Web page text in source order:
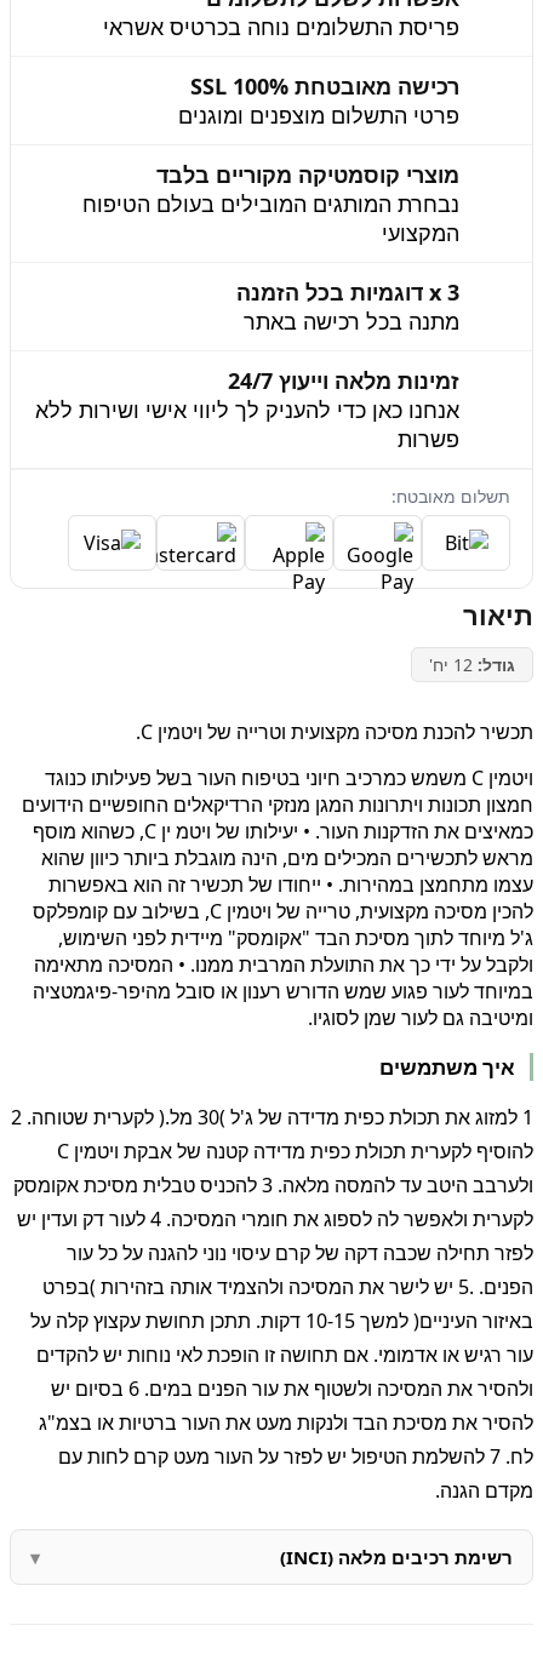
פריסת התשלומים נוחה בכרטיס אשראי
רכישה מאובטחת 100% SSL
פרטי התשלום מוצפנים ומוגנים
מוצרי קוסמטיקה מקוריים בלבד
נבחרת המותגים המובילים בעולם הטיפוח
המקצועי
3 x דוגמיות בכל הזמנה
מתנה בכל רכישה באתר
זמינות מלאה וייעוץ 24/7
אנחנו כאן כדי להעניק לך ליווי אישי ושירות ללא
פשרות
תשלום מאובטח:
תיאור
גודל:
תכשיר להכנת מסיכה מקצועית וטרייה של ויטמין C.
ויטמין C משמש כמרכיב חיוני בטיפוח העור בשל פעילותו כנוגד
חמצון תכונות ויתרונות המגן מנזקי הרדיקאלים החופשיים הידועים
כמאיצים את הזדקנות העור. • יעילותו של ויטמ ין C, כשהוא מוסף
מראש לתכשירים המכילים מים, הינה מוגבלת ביותר כיוון שהוא
עצמו מתחמצן במהירות. • ייחודו של תכשיר זה הוא באפשרות
להכין מסיכה מקצועית, טרייה של ויטמין C, בשילוב עם קומפלקס
ג'ל מיוחד לתוך מסיכת הבד "אקומסק" מיידית לפני השימוש,
ולקבל על ידי כך את התועלת המרבית ממנו. • המסיכה מתאימה
במיוחד לעור פגוע שמש הדורש רענון או סובל מהיפר-פיגמטציה
ומיטיבה גם לעור שמן לסוגיו.
איך משתמשים
1 למזוג את תכולת כפית מדידה של ג'ל )30 מל.( לקערית שטוחה. 2
להוסיף לקערית תכולת כפית מדידה קטנה של אבקת ויטמין C
ולערבב היטב עד להמסה מלאה. 3 להכניס טבלית מסיכת אקומסק
לקערית ולאפשר לה לספוג את חומרי המסיכה. 4 לעור דק ועדין יש
לפזר תחילה שכבה דקה של קרם עיסוי נוני להגנה על כל עור
הפנים. .5 יש לישר את המסיכה ולהצמיד אותה בזהירות )בפרט
באיזור העיניים( למשך 10-15 דקות. תתכן תחושת עקצוץ קלה על
עור רגיש או אדמומי. אם תחושה זו הופכת לאי נוחות יש להקדים
ולהסיר את המסיכה ולשטוף את עור הפנים במים. 6 בסיום יש
להסיר את מסיכת הבד ולנקות מעט את העור ברטיות או בצמ"ג
לח. 7 להשלמת הטיפול יש לפזר על העור מעט קרם לחות עם
מקדם הגנה.
רשימת רכיבים מלאה (INCI)